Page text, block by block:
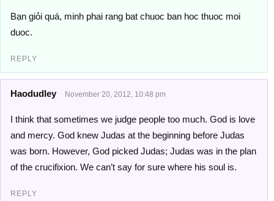
Bạn giỏi quá, minh phai rang bat chuoc ban hoc thuoc moi
duoc.
REPLY
Haodudley November 20, 2012, 10:48 pm
I think that sometimes we judge people too much. God is love
and mercy. God knew Judas at the beginning before Judas
was born. However, God picked Judas; Judas was in the plan
of the crucifixion. We can’t say for sure where his soul is.
REPLY